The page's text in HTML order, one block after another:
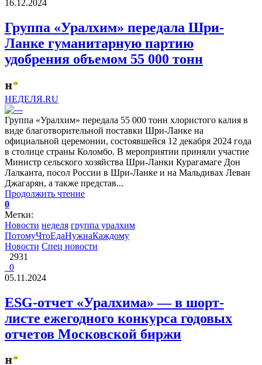
16.12.2024
Группа «Уралхим» передала Шри-
Ланке гуманитарную партию
удобрения объемом 55 000 тонн
НЕДЕЛЯ.RU
Группа «Уралхим» передала 55 000 тонн хлористого калия в
виде благотворительной поставки Шри-Ланке на
официальной церемонии, состоявшейся 12 декабря 2024 года
в столице страны Коломбо. В мероприятии приняли участие
Министр сельского хозяйства Шри-Ланки Курагамаге Дон
Лалканта, посол России в Шри-Ланке и на Мальдивах Леван
Джагарян, а также представ...
Продолжить чтение
0
Метки:
Новости неделя группа уралхим
ПотомуЧтоЕдаНужнаКаждому
Новости Спец новости
2931
0
05.11.2024
ESG-отчет «Уралхима» — в шорт-
листе ежегодного конкурса годовых
отчетов Московской биржи